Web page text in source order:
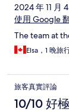
2024 年 11 月
使用 Google
The team at
Elsa，1 晚旅
旅客真實評論
10/10 好